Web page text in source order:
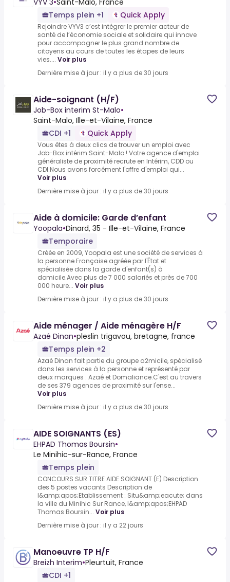
VYV 3•Saint-Malo, France
Temps plein +1
Quick Apply
Rejoindre VYV3 c’est intégrer le premier acteur de
santé de l’économie sociale et solidaire qui innove
pour accompagner le plus grand nombre de
citoyens au cours de toutes les étapes de leurs
vies.... Voir plus
Dernière mise à jour : il y a plus de 30 jours
Aide-soignant (H/F)
Job-Box interim St-Malo•
Saint-Malo, Ille-et-Vilaine, France
CDI +1
Quick Apply
Vous êtes à deux clics de trouver un emploi avec
Job-Box intérim Saint-Malo ! Votre agence d'emploi
généraliste de proximité recrute en Intérim, CDD ou
CDI.Nous avons forcément l'offre d'emploi qui...
Voir plus
Dernière mise à jour : il y a plus de 30 jours
Aide à domicile: Garde d’enfant
Yoopala•Dinard, 35 - Ille-et-Vilaine, France
Temporaire
Créée en 2009, Yoopala est une société de services à
la personne Française agréée par l'État et
spécialisée dans la garde d'enfant(s) à
domicile.Avec plus de 7 000 salariés et près de 700
000 heure... Voir plus
Dernière mise à jour : il y a plus de 30 jours
Aide ménager / Aide ménagère H/F
Azaé Dinan•pleslin trigavou, bretagne, france
Temps plein +2
Azaé Dinan fait partie du groupe a2micile, spécialisé
dans les services à la personne et représenté par
deux marques : Azaé et Domaliance.C'est au travers
de ses 379 agences de proximité sur l'ense...
Voir plus
Dernière mise à jour : il y a plus de 30 jours
AIDE SOIGNANTS (ES)
EHPAD Thomas Boursin•
Le Minihic-sur-Rance, France
Temps plein
CONCOURS SUR TITRE AIDE SOIGNANT (E) Description
des 5 postes vacants Description de
l&amp;apos;Etablissement : Situ&amp;eacute; dans
la ville du Minihic Sur Rance, l&amp;apos;EHPAD
Thomas Boursin... Voir plus
Dernière mise à jour : il y a 22 jours
Manoeuvre TP H/F
Breizh Interim•Pleurtuit, France
CDI +1